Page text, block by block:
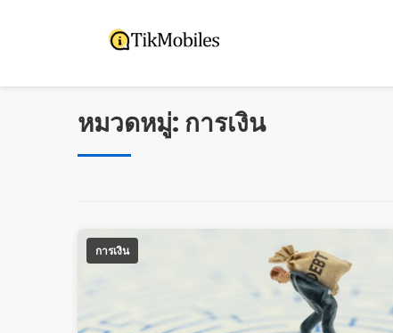
หมวดหมู่: การเงิน
การเงิน